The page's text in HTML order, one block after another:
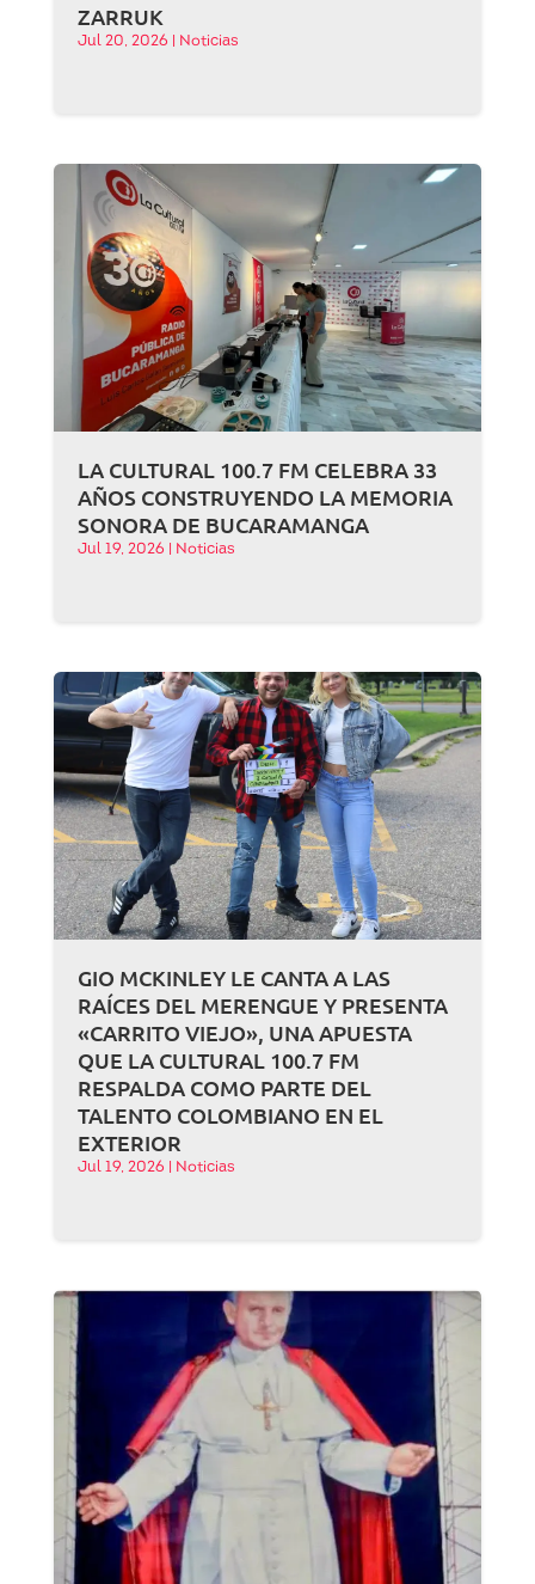
ZARRUK
Jul 20, 2026 Noticias
LA CULTURAL 100.7 FM CELEBRA 33
AÑOS CONSTRUYENDO LA MEMORIA
SONORA DE BUCARAMANGA
Jul 19, 2026 Noticias
GIO MCKINLEY LE CANTA A LAS
RAÍCES DEL MERENGUE Y PRESENTA
«CARRITO VIEJO», UNA APUESTA
QUE LA CULTURAL 100.7 FM
RESPALDA COMO PARTE DEL
TALENTO COLOMBIANO EN EL
EXTERIOR
Jul 19, 2026 Noticias